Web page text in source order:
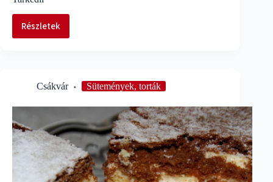
Részletek
Tarkedli
Csákvár Sütemények, torták